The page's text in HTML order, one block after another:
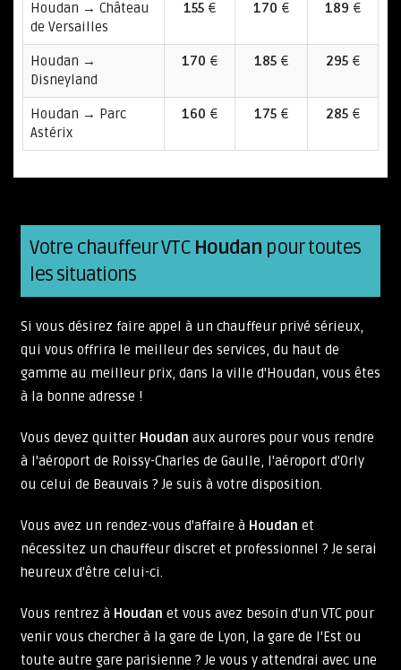
Houdan → Château
de Versailles
155€ 170 € 189 €
Houdan →
Disneyland
170 € 185€ 295€
Houdan → Parc
Astérix
160 € 175€ 285€
Votre chauffeur VTC Houdan pour toutes
les situations
Si vous désirez faire appel à un chauffeur privé sérieux,
qui vous offrira le meilleur des services, du haut de
gamme au meilleur prix, dans la ville d'Houdan, vous êtes
à la bonne adresse !
Vous devez quitter Houdan aux aurores pour vous rendre
à l'aéroport de Roissy-Charles de Gaulle, l'aéroport d'Orly
ou celui de Beauvais ? Je suis à votre disposition.
Vous avez un rendez-vous d'affaire à Houdan et
nécessitez un chauffeur discret et professionnel ? Je serai
heureux d'être celui-ci.
Vous rentrez à Houdan et vous avez besoin d'un VTC pour
venir vous chercher à la gare de Lyon, la gare de l'Est ou
toute autre gare parisienne ? Je vous y attendrai avec une